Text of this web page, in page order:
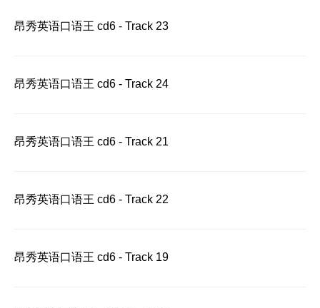
昂秀英语口语王 cd6 - Track 23
昂秀英语口语王 cd6 - Track 24
昂秀英语口语王 cd6 - Track 21
昂秀英语口语王 cd6 - Track 22
昂秀英语口语王 cd6 - Track 19